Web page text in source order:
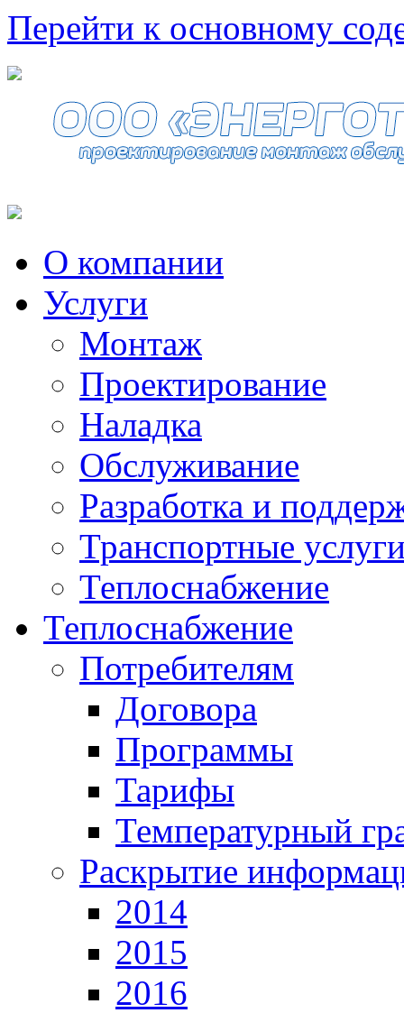
Перейти к основному
О компании
Услуги
Монтаж
Проектирование
Наладка
Обслуживание
Разработка и
Транспортные
Теплоснабжение
Теплоснабжение
Потребителям
Договора
Программы
Тарифы
Температурный
Раскрытие
2014
2015
2016